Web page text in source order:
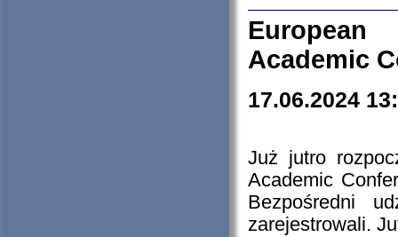
European
Academic
17.06.2024
Już jutro
Academic
Bezpośredni
zarejestrowali.